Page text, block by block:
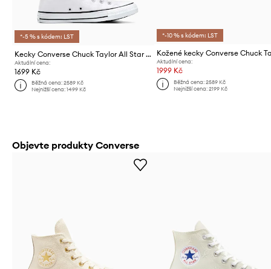
*-5 % s kódem: LST
Kecky Converse Chuck Taylor All Star Xx-Hi
Aktuální cena:
1699 Kč
Běžná cena:2589 Kč
Nejnižší cena:1499 Kč
*-10 % s kódem: LST
Aktuální cena:
1999 Kč
Běžná cena: 2589 Kč
Nejnižší cena: 2199 Kč
Objevte produkty Converse